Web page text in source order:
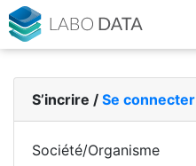
S’incrire / Se connecter
Société/Organisme